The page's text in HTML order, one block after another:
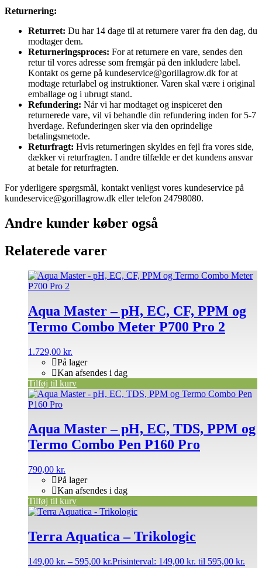
Returnering:
Returret: Du har 14 dage til at returnere varer fra den dag, du
modtager dem.
Returneringsproces: For at returnere en vare, sendes den
retur til vores adresse som fremgår på den inkludere label.
Kontakt os gerne på kundeservice@gorillagrow.dk for at
modtage returlabel og instruktioner. Varen skal være i original
emballage og i ubrugt stand.
Refundering: Når vi har modtaget og inspiceret den
returnerede vare, vil vi behandle din refundering inden for 5-7
hverdage. Refunderingen sker via den oprindelige
betalingsmetode.
Returfragt: Hvis returneringen skyldes en fejl fra vores side,
dækker vi returfragten. I andre tilfælde er det kundens ansvar
at betale for returfragten.
For yderligere spørgsmål, kontakt venligst vores kundeservice på
kundeservice@gorillagrow.dk eller telefon 24798080.
Andre kunder køber også
Relaterede varer
Aqua Master – pH, EC, CF, PPM og
Termo Combo Meter P700 Pro 2
1.729,00 kr.
På lager
Kan afsendes i dag
Tilføj til kurv
Aqua Master – pH, EC, TDS, PPM og
Termo Combo Pen P160 Pro
790,00 kr.
På lager
Kan afsendes i dag
Tilføj til kurv
Terra Aquatica – Trikologic
149,00 kr. – 595,00 kr.Prisinterval: 149,00 kr. til 595,00 kr.